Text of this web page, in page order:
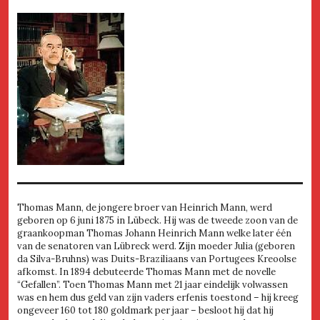
Thomas Mann, de jongere broer van Heinrich Mann, werd
geboren op 6 juni 1875 in Lübeck. Hij was de tweede zoon van de
graankoopman Thomas Johann Heinrich Mann welke later één
van de senatoren van Lübreck werd. Zijn moeder Julia (geboren
da Silva-Bruhns) was Duits-Braziliaans van Portugees Kreoolse
afkomst. In 1894 debuteerde Thomas Mann met de novelle
“Gefallen”. Toen Thomas Mann met 21 jaar eindelijk volwassen
was en hem dus geld van zijn vaders erfenis toestond – hij kreeg
ongeveer 160 tot 180 goldmark per jaar – besloot hij dat hij